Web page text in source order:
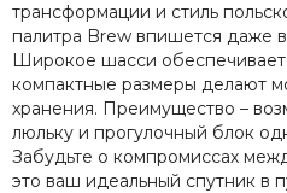
трансформации и стиль
палитра Brew впишется даже
Широкое шасси обеспечивает
компактные размеры делают
хранения. Преимущество –
люльку и прогулочный блок
Забудьте о компромиссах
это ваш идеальный спутник в